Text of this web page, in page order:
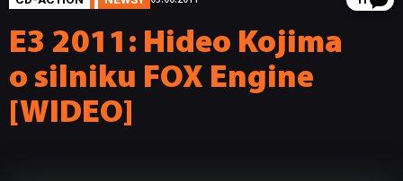
E3 2011: Hideo Kojima
o silniku FOX Engine
[WIDEO]